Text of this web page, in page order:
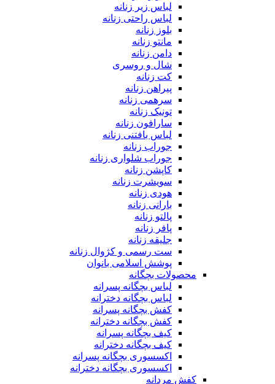
لباس زیر زنانه
لباس راحتی زنانه
بلوز زنانه
مانتو زنانه
دامن زنانه
شال و روسری
کت زنانه
پیراهن زنانه
سرهمی زنانه
تونیک زنانه
سارافون زنانه
لباس بافتنی زنانه
جوراب زنانه
جوراب شلواری زنانه
کاپشن زنانه
سویشرت زنانه
هودی زنانه
بارانی زنانه
پالتو زنانه
پافر زنانه
جلیقه زنانه
ست رسمی و کژوال زنانه
پوشش اسلامی بانوان
محصولات بچگانه
لباس بچگانه پسرانه
لباس بچگانه دخترانه
کفش بچگانه پسرانه
کفش بچگانه دخترانه
کیف بچگانه پسرانه
کیف بچگانه دخترانه
اکسسوری بچگانه پسرانه
اکسسوری بچگانه دخترانه
کفش مردانه